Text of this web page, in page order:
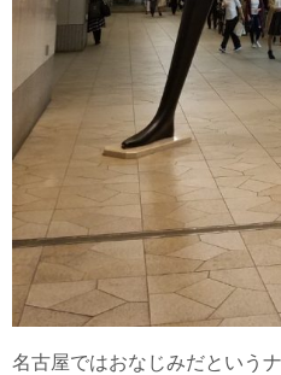
名古屋ではおなじみだという